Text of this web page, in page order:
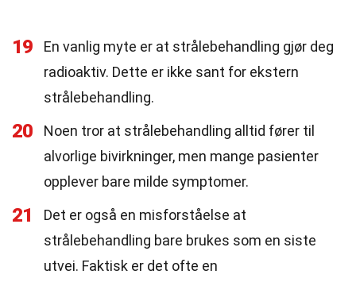
19
En vanlig myte er at strålebehandling gjør deg
radioaktiv. Dette er ikke sant for ekstern
strålebehandling.
20
Noen tror at strålebehandling alltid fører til
alvorlige bivirkninger, men mange pasienter
opplever bare milde symptomer.
21
Det er også en misforståelse at
strålebehandling bare brukes som en siste
utvei. Faktisk er det ofte en